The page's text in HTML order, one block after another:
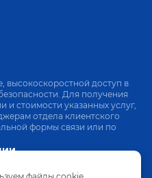
высокоскоростной доступ в
Для получения
стоимости указанных услуг,
отдела клиентского
формы связи или по